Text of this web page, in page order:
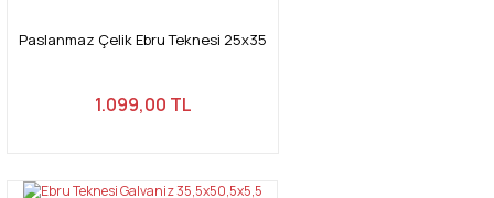
Paslanmaz Çelik Ebru Teknesi 25x35
1.099,00 TL